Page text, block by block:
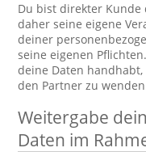
Du bist direkter
daher seine eigene
deiner
seine eigenen
deine Daten
den Partner zu
Weitergabe
Daten im